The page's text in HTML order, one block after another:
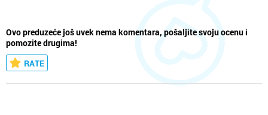
Ovo preduzeće još uvek nema komentara, pošaljite svoju ocenu i
pomozite drugima!
RATE